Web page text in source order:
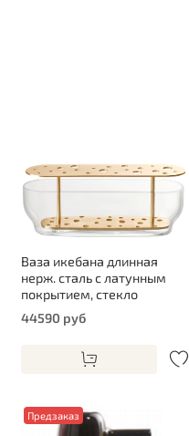
Ваза икебана длинная
нерж. сталь с латунным
покрытием, стекло
44590 руб
Предзаказ